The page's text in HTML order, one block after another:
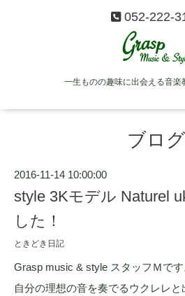
052-222-
一生ものの趣味に出会える音楽
ブログ
2016-11-14 10:00:00
style 3Kモデル Naturel
した！
ときどき日記
Grasp music & style スタッフＭです
自分の理想の音を奏でるウクレレ